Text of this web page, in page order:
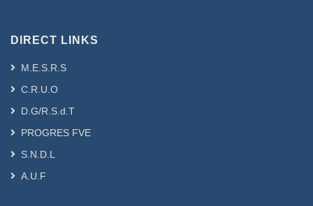
DIRECT LINKS
M.E.S.R.S
C.R.U.O
D.G/R.S.d.T
PROGRES FVE
S.N.D.L
A.U.F